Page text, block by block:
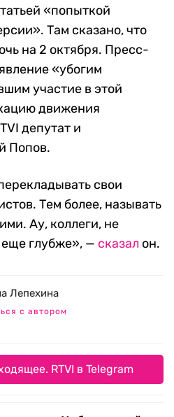
«попыткой
Там сказано, что
на 2 октября. Пресс-
«убогим
участие в этой
движения
депутат и
Попов.
свои
Тем более, называть
Ау, коллеги, не
глубже», — сказал он.
Лепехина
с автором
RTVI в Telegram